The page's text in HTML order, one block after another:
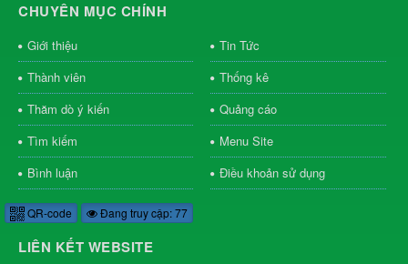
CHUYÊN MỤC CHÍNH
Giới thiệu
Tin Tức
Thành viên
Thống kê
Thăm dò ý kiến
Quảng cáo
Tìm kiếm
Menu Site
Bình luận
Điều khoản sử dụng
QR-code Đang truy cập: 77
LIÊN KẾT WEBSITE